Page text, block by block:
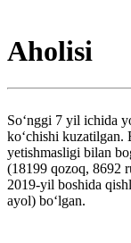
Aholisi
Soʻnggi 7 yil ichida
koʻchishi kuzatilgan.
yetishmasligi bilan
(18199 qozoq, 8692
2019-yil boshida
ayol) boʻlgan.